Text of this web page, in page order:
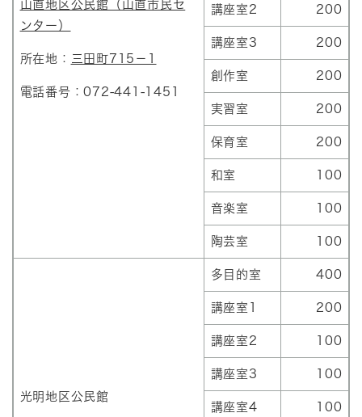
山直地区公民館（山直市民セ
ンター）
所在地： 三田町715－1
電話番号：072-441-1451
講座室2 200
講座室3 200
創作室 200
実習室 200
保育室 200
和室 100
音楽室 100
陶芸室 100
光明地区公民館
多目的室 400
講座室1 200
講座室2 100
講座室3 100
講座室4 100